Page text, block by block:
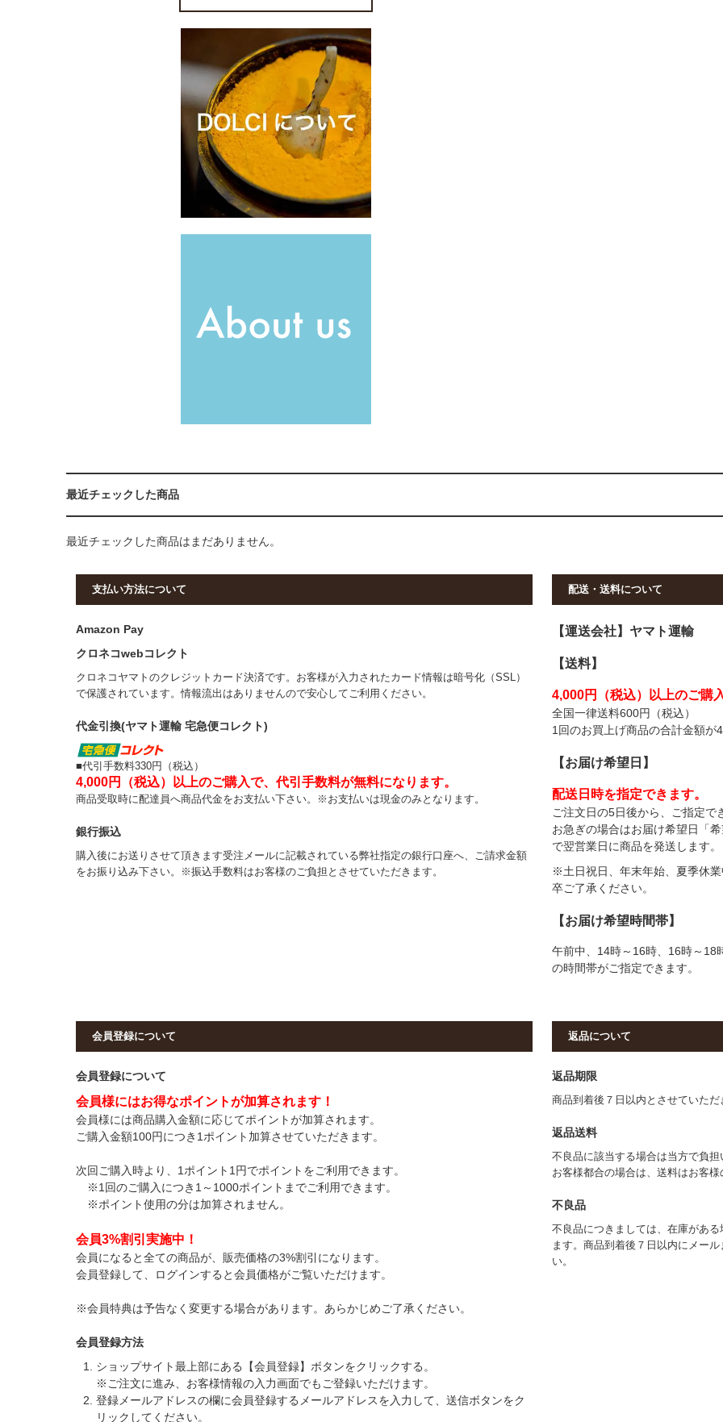
最近チェックした商品
最近チェックした商品はまだありません。
支払い方法について
Amazon Pay
クロネコwebコレクト
クロネコヤマトのクレジットカード決済です。お客様が入力されたカード情報は暗号化（SSL）
で保護されています。情報流出はありませんので安心してご利用ください。
代金引換(ヤマト運輸 宅急便コレクト)
■代引手数料330円（税込）
4,000円（税込）以上のご購入で、代引手数料が無料になります。
商品受取時に配達員へ商品代金をお支払い下さい。※お支払いは現金のみとなります。
銀行振込
購入後にお送りさせて頂きます受注メールに記載されている弊社指定の銀行口座へ、ご請求金額
をお振り込み下さい。※振込手数料はお客様のご負担とさせていただきます。
配送・送料について
【運送会社】ヤマト運輸
【送料】
4,000円（税込）以上のご購
全国一律送料600円（税込）
1回のお買上げ商品の合計金額が
【お届け希望日 】
配送日時を指定できます。
ご注文日の5日後から、ご指定で
お急ぎの場合はお届け希望日「
で翌営業日に商品を発送します。
※土日祝日、年末年始、夏季休
卒ご了承ください。
【お届け希望時間帯】
午前中、14時～16時、16時～18
の時間帯がご指定できます。
会員登録について
会員登録について
会員様にはお得なポイントが加算されます！
会員様には商品購入金額に応じてポイントが加算されます。
ご購入金額100円につき1ポイント加算させていただきます。
次回ご購入時より、1ポイント1円でポイントをご利用できます。
※1回のご購入につき1～1000ポイントまでご利用できます。
※ポイント使用の分は加算されません。
会員3%割引実施中！
会員になると全ての商品が、販売価格の3%割引になります。
会員登録して、ログインすると会員価格がご覧いただけます。
※会員特典は予告なく変更する場合があります。あらかじめご了承ください。
会員登録方法
ショップサイト最上部にある【会員登録】ボタンをクリックする。
※ご注文に進み、お客様情報の入力画面でもご登録いただけます。
登録メールアドレスの欄に会員登録するメールアドレスを入力して、送信ボタンをク
リックしてください。
返品について
返品期限
商品到着後７日以内とさせていただ
返品送料
不良品に該当する場合は当方で負担
お客様都合の場合は、送料はお客
不良品
不良品につきましては、在庫があ
ます。商品到着後７日以内にメー
い。